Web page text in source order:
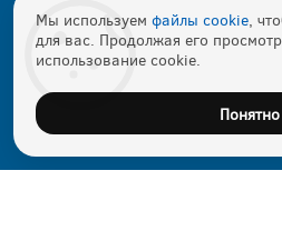
Прошу
Мы используем файлы cookie,
для вас. Продолжая его
использование cookie.
Понятно